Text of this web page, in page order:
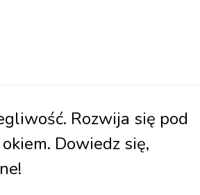
Rozwija się pod
Dowiedz się,